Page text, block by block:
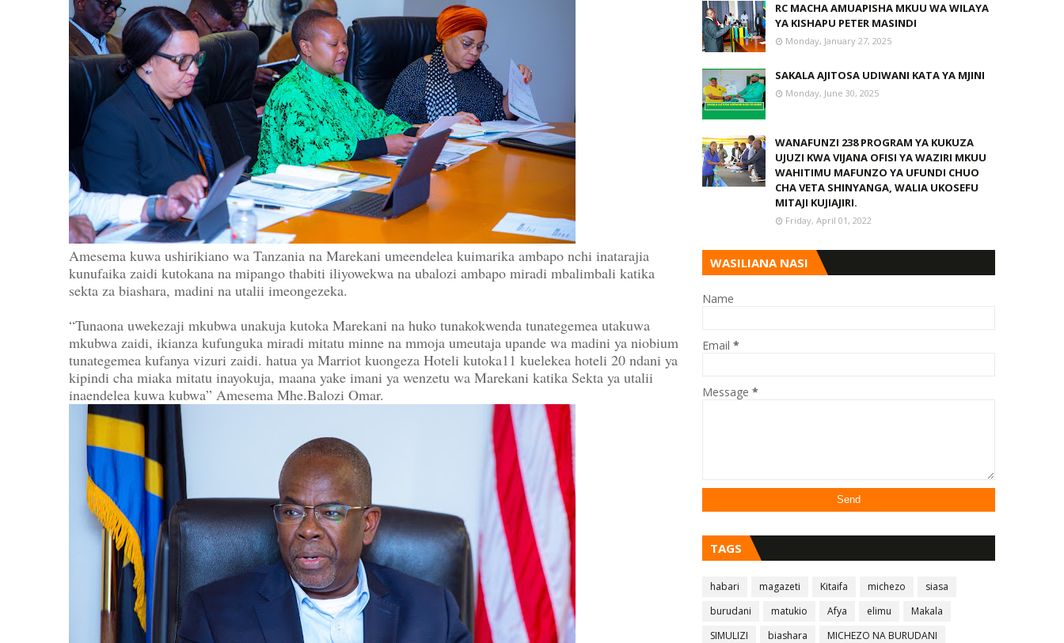
Amesema kuwa ushirikiano wa Tanzania na Marekani umeendelea kuimarika ambapo nchi inatarajia
kunufaika zaidi kutokana na mipango thabiti iliyowekwa na ubalozi ambapo miradi mbalimbali katika
sekta za biashara, madini na utalii imeongezeka.
“Tunaona uwekezaji mkubwa unakuja kutoka Marekani na huko tunakokwenda tunategemea utakuwa
mkubwa zaidi, ikianza kufunguka miradi mitatu minne na mmoja umeutaja upande wa madini ya niobium
tunategemea kufanya vizuri zaidi. hatua ya Marriot kuongeza Hoteli kutoka11 kuelekea hoteli 20 ndani ya
kipindi cha miaka mitatu inayokuja, maana yake imani ya wenzetu wa Marekani katika Sekta ya utalii
inaendelea kuwa kubwa” Amesema Mhe.Balozi Omar.
RC MACHA AMUAPISHA MKUU WA WILAYA
YA KISHAPU PETER MASINDI
Monday, January 27, 2025
SAKALA AJITOSA UDIWANI KATA YA MJINI
Monday, June 30, 2025
WANAFUNZI 238 PROGRAM YA KUKUZA
UJUZI KWA VIJANA OFISI YA WAZIRI MKUU
WAHITIMU MAFUNZO YA UFUNDI CHUO
CHA VETA SHINYANGA, WALIA UKOSEFU
MITAJI KUJIAJIRI.
Friday, April 01, 2022
WASILIANA NASI
Name
Email *
Message *
TAGS
habari magazeti Kitaifa michezo
siasa
burudani
matukio Afya elimu
Makala
SIMULIZI
biashara
MICHEZO NA BURUDANI